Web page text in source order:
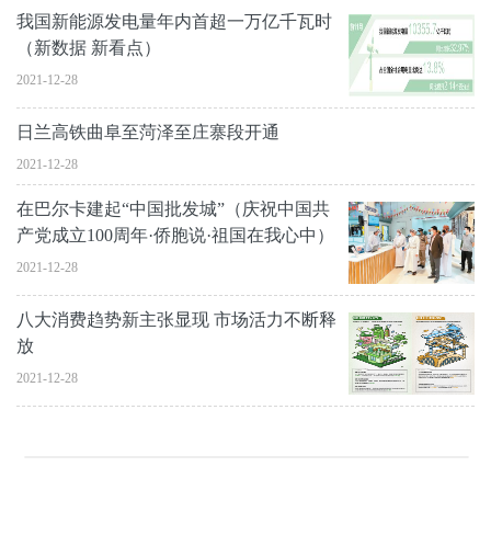
我国新能源发电量年内首超一万亿千瓦时
（新数据 新看点）
2021-12-28
日兰高铁曲阜至菏泽至庄寨段开通
2021-12-28
在巴尔卡建起“中国批发城”（庆祝中国共
产党成立100周年·侨胞说·祖国在我心中）
2021-12-28
八大消费趋势新主张显现 市场活力不断释
放
2021-12-28